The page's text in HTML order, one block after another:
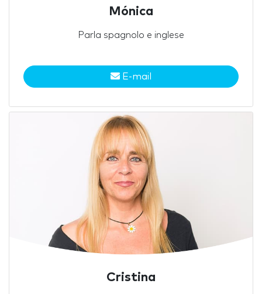
Mónica
Parla spagnolo e inglese
E-mail
Cristina